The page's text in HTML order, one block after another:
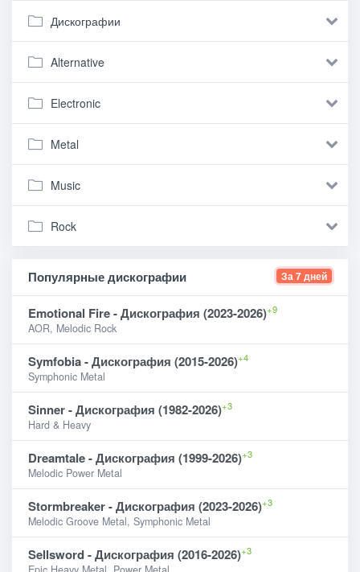
Дискографии
Alternative
Electronic
Metal
Music
Rock
Популярные дискографии За 7 дней
Emotional Fire - Дискография (2023-2026)+9
AOR, Melodic Rock
Symfobia - Дискография (2015-2026)+4
Symphonic Metal
Sinner - Дискография (1982-2026)+3
Hard & Heavy
Dreamtale - Дискография (1999-2026)+3
Melodic Power Metal
Stormbreaker - Дискография (2023-2026)+3
Melodic Groove Metal, Symphonic Metal
Sellsword - Дискография (2016-2026)+3